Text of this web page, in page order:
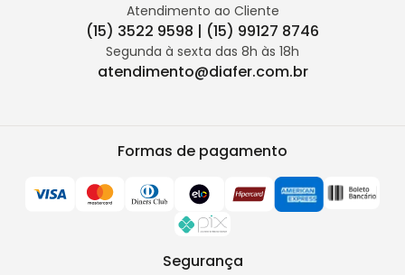
Atendimento ao Cliente
(15) 3522 9598 | (15) 99127 8746
Segunda à sexta das 8h às 18h
atendimento@diafer.com.br
Formas de pagamento
Segurança